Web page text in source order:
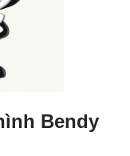
Bendy